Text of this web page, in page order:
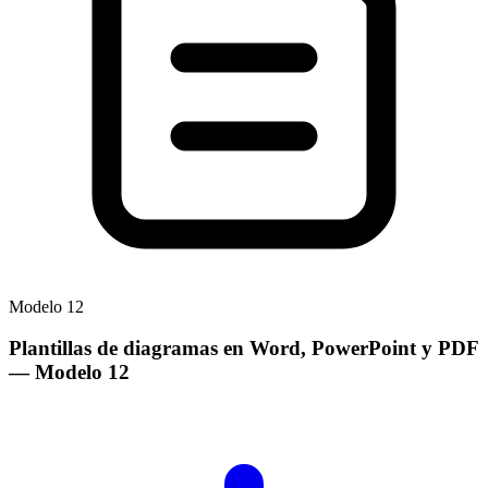
Modelo 12
Plantillas de diagramas en Word, PowerPoint y PDF
— Modelo 12